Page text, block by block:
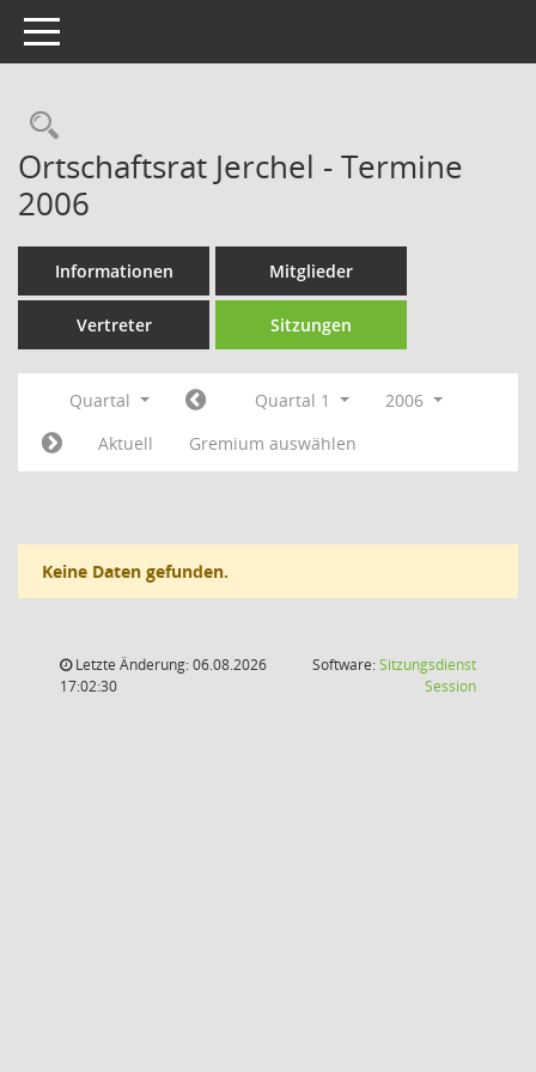
Toggle navigation
Rechercheauswahl
Ortschaftsrat Jerchel - Termine
2006
Informationen Mitglieder
Vertreter Sitzungen
Quartal Quartal 1
2006
Aktuell
Gremium auswählen
Keine Daten gefunden.
Letzte Änderung: 06.08.2026
17:02:30
Software:Sitzungsdienst
Session(Wird in